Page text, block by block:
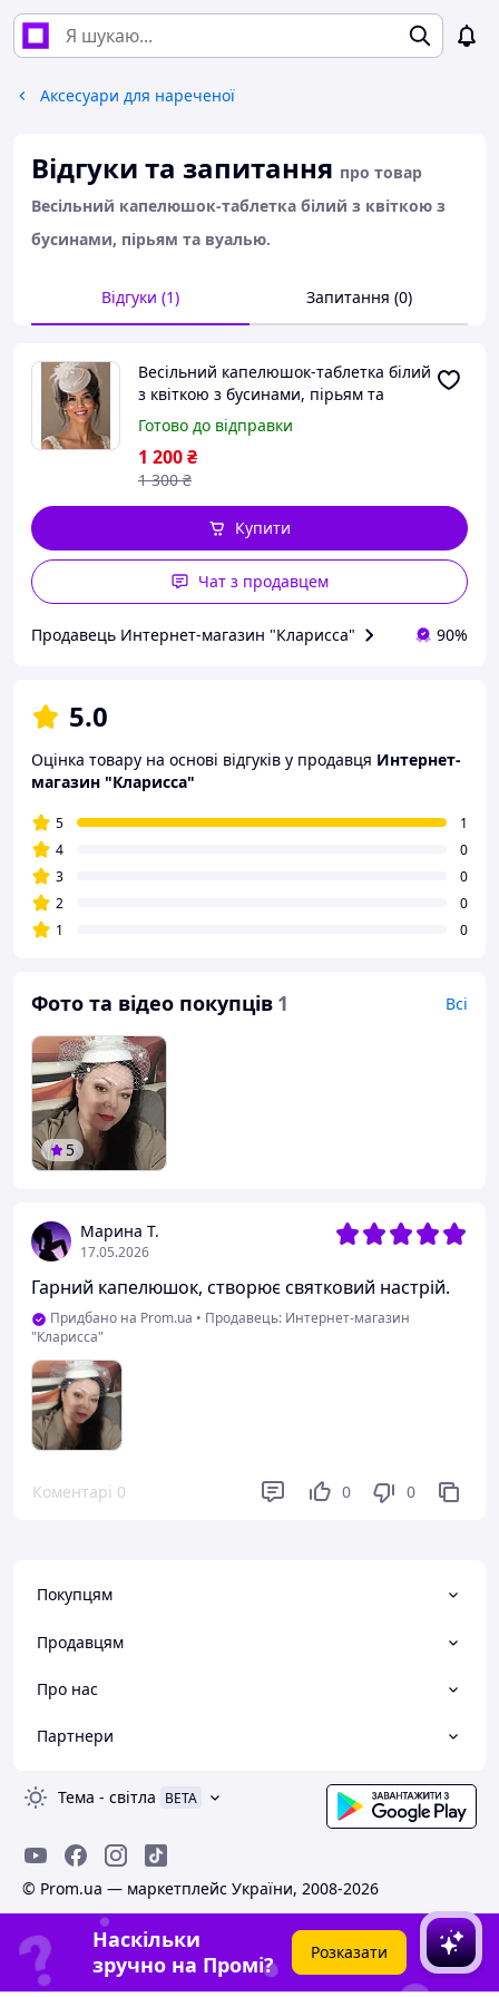
Аксесуари для нареченої
Відгуки та запитання про товар
Весільний капелюшок-таблетка білий з квіткою з
бусинами, пірьям та вуалью.
Відгуки (1) Запитання (0)
Марина Т.
17.05.2026
Гарний капелюшок, створює святковий настрій.
Придбано на Prom.ua • Продавець: Интернет-магазин
"Кларисса"
Коментарі 0 0 0
Весільний капелюшок-таблетка білий
з квіткою з бусинами, пірьям та
вуалью.
Готово до відправки
1 200₴
1 300 ₴
Купити
Чат з продавцем
Продавець Интернет-магазин "Кларисса" 90%
5.0
Оцінка товару на основі відгуків у продавця Интернет-
магазин "Кларисса"
5
1
4
0
3
0
2
0
1
0
Фото та відео покупців 1 Всі
5
Покупцям
Продавцям
Про нас
Партнери
Тема - світла BETA
© Prom.ua — маркетплейс України, 2008-2026
Наскільки
зручно на Промі?
Розказати